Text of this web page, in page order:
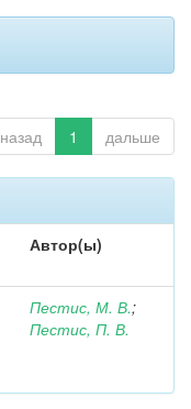
назад 1 дальше
Автор(ы)
Пестис, М. В.;
Пестис, П. В.